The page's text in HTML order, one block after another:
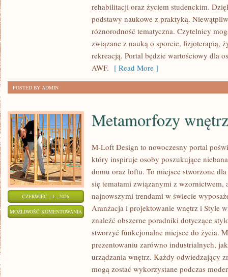
FIZJOTERAPIA
rehabilitacji oraz życiem studenckim.
podstawy naukowe z praktyką.
różnorodność tematyczna. Czytelnicy
związane z nauką o sporcie, fizjoterapią,
rekreacją. Portal będzie wartościowy dla
AWF. [ Read More ]
POSTED BY ADMIN
CZERWIEC - 1 - 2026
MOŻLIWOŚĆ KOMENTOWANIA METAMORFOZY
WNĘTRZ
Metamorfozy wnętrz
M-Loft Design to nowoczesny portal
który inspiruje osoby poszukujące
domu oraz loftu. To miejsce stworzone
się tematami związanymi z wzornictwem,
najnowszymi trendami w świecie
Aranżacja i projektowanie wnętrz i Style
znaleźć obszerne poradniki dotyczące
stworzyć funkcjonalne miejsce do życia.
prezentowaniu zarówno industrialnych,
urządzania wnętrz. Każdy odwiedzający
mogą zostać wykorzystane podczas